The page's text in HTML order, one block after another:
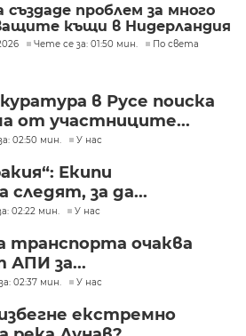
проблем за много
къщи в Нидерландия
Чете се за: 01:50 мин. По света
в Русе поиска
от участниците...
02:50 мин. У нас
Екипи
следят, за да...
02:22 мин. У нас
очаква
АПИ за...
02:37 мин. У нас
екстремно